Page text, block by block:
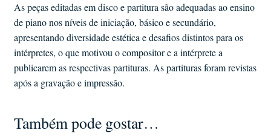
As peças editadas em disco e partitura são adequadas ao ensino
de piano nos níveis de iniciação, básico e secundário,
apresentando diversidade estética e desafios distintos para os
intérpretes, o que motivou o compositor e a intérprete a
publicarem as respectivas partituras. As partituras foram revistas
após a gravação e impressão.
Também pode gostar…